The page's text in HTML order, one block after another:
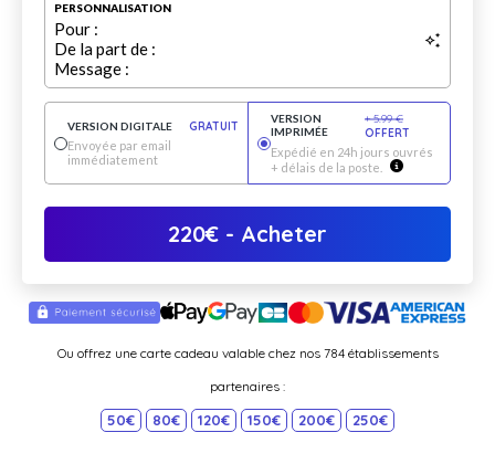
PERSONNALISATION
Pour :
De la part de :
Message :
VERSION DIGITALE
GRATUIT
Envoyée par email
immédiatement
VERSION
IMPRIMÉE
+5.99 €
OFFERT
Expédié en 24h jours ouvrés
+ délais de la poste.
220€ - Acheter
Ou offrez une carte cadeau valable chez nos 784 établissements
partenaires :
50€ 80€ 120€ 150€ 200€ 250€